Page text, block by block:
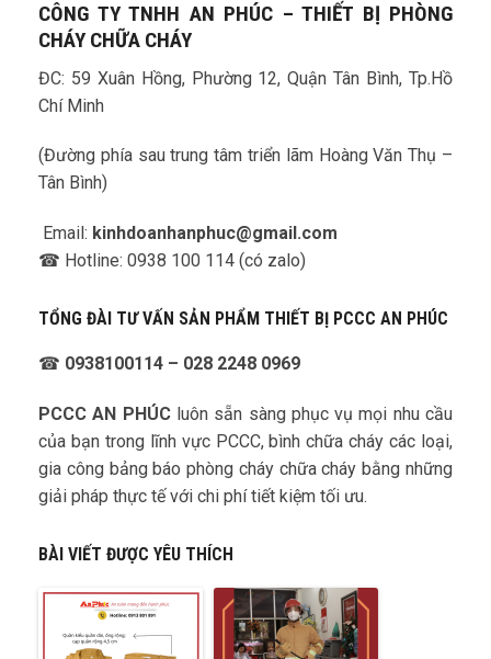
CÔNG TY TNHH AN PHÚC – THIẾT BỊ PHÒNG
CHÁY CHỮA CHÁY
ĐC: 59 Xuân Hồng, Phường 12, Quận Tân Bình, Tp.Hồ
Chí Minh
(Đường phía sau trung tâm triển lãm Hoàng Văn Thụ –
Tân Bình)
Email: kinhdoanhanphuc@gmail.com
☎ Hotline: 0938 100 114 (có zalo)
TỔNG ĐÀI TƯ VẤN SẢN PHẨM THIẾT BỊ PCCC AN PHÚC
☎ 0938100114 – 028 2248 0969
PCCC AN PHÚCluôn sẵn sàng phục vụ mọi nhu cầu
của bạn trong lĩnh vực PCCC, bình chữa cháy các loại,
gia công bảng báo phòng cháy chữa cháy bằng những
giải pháp thực tế với chi phí tiết kiệm tối ưu.
BÀI VIẾT ĐƯỢC YÊU THÍCH